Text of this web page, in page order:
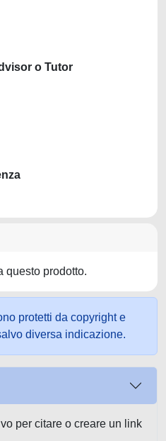
o Tutor
questo prodotto.
protetti da copyright e
diversa indicazione.
per citare o creare un link